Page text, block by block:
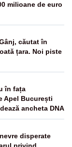
milioane de euro
căutat în
țara. Noi piste
în fața
Apel București
ancheta DNA
disperate